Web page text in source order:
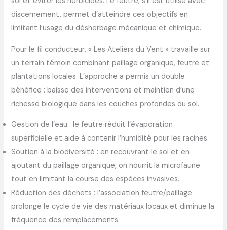
discernement, permet d’atteindre ces objectifs en
limitant l’usage du désherbage mécanique et chimique.
Pour le fil conducteur, « Les Ateliers du Vent » travaille sur
un terrain témoin combinant paillage organique, feutre et
plantations locales. L’approche a permis un double
bénéfice : baisse des interventions et maintien d’une
richesse biologique dans les couches profondes du sol.
Gestion de l’eau : le feutre réduit l’évaporation
superficielle et aide à contenir l’humidité pour les racines.
Soutien à la biodiversité : en recouvrant le sol et en
ajoutant du paillage organique, on nourrit la microfaune
tout en limitant la course des espèces invasives.
Réduction des déchets : l’association feutre/paillage
prolonge le cycle de vie des matériaux locaux et diminue la
fréquence des remplacements.